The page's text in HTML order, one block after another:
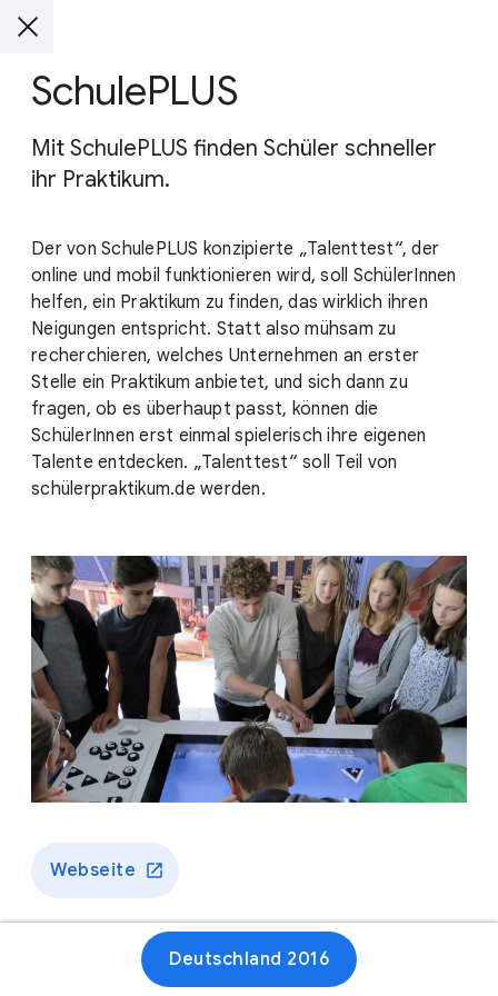
SchulePLUS
Mit SchulePLUS finden Schüler schneller
ihr Praktikum.
Der von SchulePLUS konzipierte „Talenttest“, der
online und mobil funktionieren wird, soll SchülerInnen
helfen, ein Praktikum zu finden, das wirklich ihren
Neigungen entspricht. Statt also mühsam zu
recherchieren, welches Unternehmen an erster
Stelle ein Praktikum anbietet, und sich dann zu
fragen, ob es überhaupt passt, können die
SchülerInnen erst einmal spielerisch ihre eigenen
Talente entdecken. „Talenttest“ soll Teil von
schülerpraktikum.de werden.
Webseite
Deutschland 2016